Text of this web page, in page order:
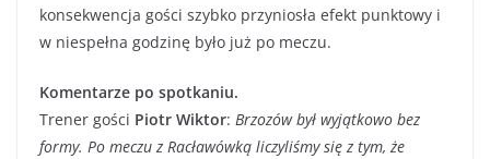
konsekwencja gości szybko przyniosła efekt punktowy i
w niespełna godzinę było już po meczu.
Komentarze po spotkaniu.
Trener gości Piotr Wiktor: Brzozów był wyjątkowo bez
formy. Po meczu z Racławówką liczyliśmy się z tym, że